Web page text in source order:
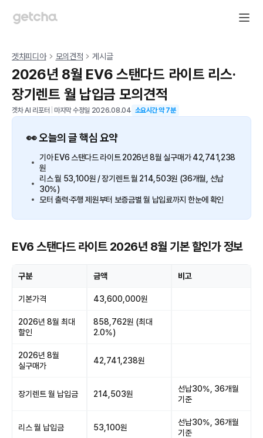
겟차피디아 모의견적 게시글
2026년 8월 EV6 스탠다드 라이트 리스·
장기렌트 월 납입금 모의견적
겟차 AI 리포터 마지막 수정일 2026.08.04 소요시간 약7분
👀 오늘의 글 핵심 요약
기아 EV6 스탠다드 라이트 2026년 8월 실구매가 42,741,238
원
리스 월 53,100원 / 장기렌트 월 214,503원 (36개월, 선납
30%)
모터 출력·주행 제원부터 보증금별 월 납입료까지 한눈에 확인
EV6 스탠다드 라이트 2026년 8월 기본 할인가 정보
구분 금액 비고
기본가격 43,600,000원
2026년 8월 최대
할인
858,762원 (최대
2.0%)
2026년 8월
실구매가
42,741,238원
장기렌트 월 납입금 214,503원
선납30%, 36개월
기준
리스 월 납입금 53,100원
선납30%, 36개월
기준